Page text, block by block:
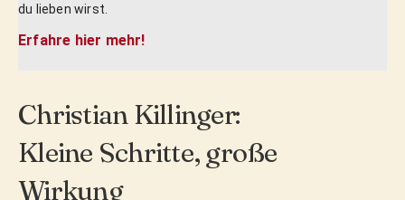
du lieben wirst.
Erfahre hier mehr!
Christian Killinger:
Kleine Schritte, große
Wirkung